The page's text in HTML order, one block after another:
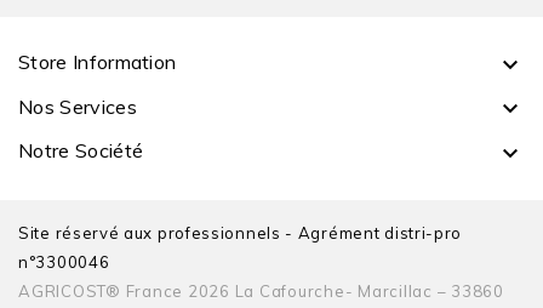
Store Information 
Nos Services 
Notre Société 
Site réservé aux professionnels - Agrément distri-pro
n°3300046
AGRICOST® France 2026 La Cafourche- Marcillac – 33860